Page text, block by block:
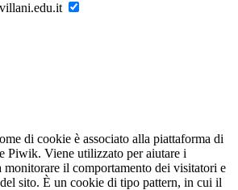
di cookie è associato alla piattaforma di
Piwik. Viene utilizzato per aiutare i
il comportamento dei visitatori e
sito. È un cookie di tipo pattern, in cui il